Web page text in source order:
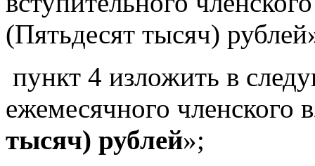
(Пятьдесят тысяч)
пункт 4 изложить в
ежемесячного членского
тысяч) рублей»;